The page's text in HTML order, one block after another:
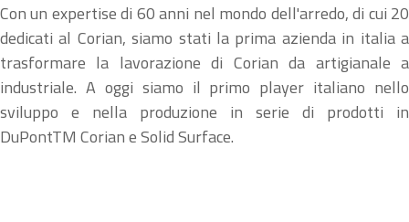
Con un expertise di 60 anni nel mondo dell'arredo, di cui 20
dedicati al Corian, siamo stati la prima azienda in italia a
trasformare la lavorazione di Corian da artigianale a
industriale. A oggi siamo il primo player italiano nello
sviluppo e nella produzione in serie di prodotti in
DuPontTM Corian e Solid Surface.